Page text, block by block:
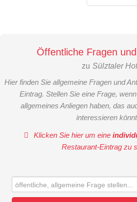
Öffentliche Fragen
zu Sülztaler Hof
Hier finden Sie allgemeine Fragen und
Eintrag. Stellen Sie eine Frage,
allgemeines Anliegen haben, das
interessieren
Klicken Sie hier um eine
Restaurant-Eintrag zu